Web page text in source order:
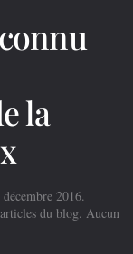
la
décembre 2016.
du blog. Aucun